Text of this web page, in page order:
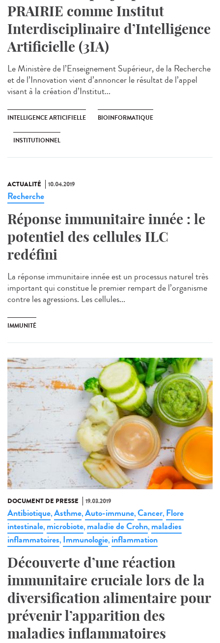
PRAIRIE comme Institut
Interdisciplinaire d’Intelligence
Artificielle (3IA)
Le Ministère de l’Enseignement Supérieur, de la Recherche
et de l’Innovation vient d’annoncer le résultat de l’appel
visant à la création d’Institut...
INTELLIGENCE ARTICIFIELLE BIOINFORMATIQUE
INSTITUTIONNEL
ACTUALITÉ 10.04.2019
Recherche
Réponse immunitaire innée : le
potentiel des cellules ILC
redéfini
La réponse immunitaire innée est un processus naturel très
important qui constitue le premier rempart de l’organisme
contre les agressions. Les cellules...
IMMUNITÉ
DOCUMENT DE PRESSE 19.03.2019
Antibiotique,Asthme,Auto-immune,Cancer, Flore
intestinale, microbiote, maladie de Crohn, maladies
inflammatoires, Immunologie, inflammation
Découverte d’une réaction
immunitaire cruciale lors de la
diversification alimentaire pour
prévenir l’apparition des
maladies inflammatoires